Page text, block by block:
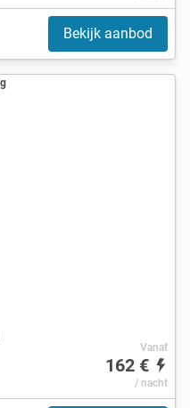
Bekijk aanbod
Vanaf
162 €
/ nacht